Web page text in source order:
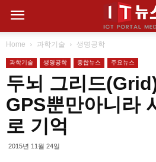
Home 과학기술 생명공학
과학기술 생명공학 종합뉴스 주요뉴스
두뇌 그리드
GPS뿐만아니라
로 기억
2015년 11월 24일